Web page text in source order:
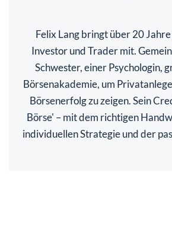
Felix Lang bringt über 20
Investor und Trader mit.
Schwester, einer Psychologin,
Börsenakademie, um
Börsenerfolg zu zeigen. Sein
Börse' – mit dem richtigen
individuellen Strategie und der